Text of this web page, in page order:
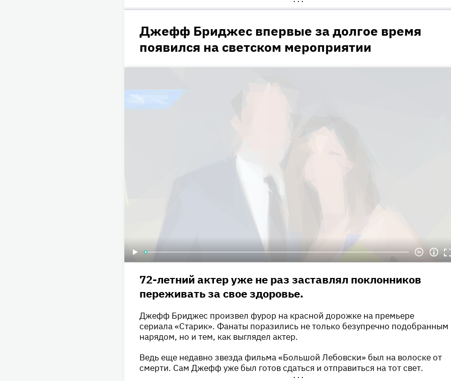
•••
Джефф Бриджес впервые за долгое время
появился на светском мероприятии
72-летний актер уже не раз заставлял поклонников
переживать за свое здоровье.
Джефф Бриджес произвел фурор на красной дорожке на премьере
сериала «Старик». Фанаты поразились не только безупречно подобранным
нарядом, но и тем, как выглядел актер.
Ведь еще недавно звезда фильма «Большой Лебовски» был на волоске от
смерти. Сам Джефф уже был готов сдаться и отправиться на тот свет.
•••